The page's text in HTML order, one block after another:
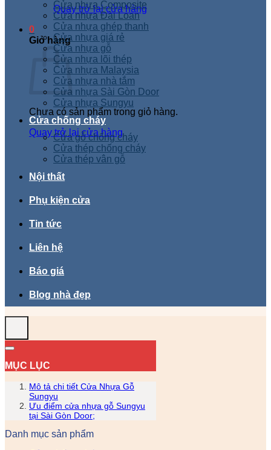
Quay trở lại cửa hàng
0
Giỏ hàng
Chưa có sản phẩm trong giỏ hàng.
Quay trở lại cửa hàng
Cửa nhựa Composite
Cửa nhựa Đài Loan
Cửa nhựa ghép thanh
Cửa nhựa giá rẻ
Cửa nhựa gỗ
Cửa nhựa lõi thép
Cửa nhựa Malaysia
Cửa nhựa nhà tắm
Cửa nhựa Sài Gòn Door
Cửa nhựa Sungyu
Cửa chống cháy
Cửa gỗ chống cháy
Cửa thép chống cháy
Cửa thép vân gỗ
Nội thất
Phụ kiện cửa
Tin tức
Liên hệ
Báo giá
Blog nhà đẹp
MỤC LỤC
Mô tả chi tiết Cửa Nhựa Gỗ
Sungyu
Ưu điểm cửa nhựa gỗ Sungyu
tại Sài Gòn Door;
Danh mục sản phẩm